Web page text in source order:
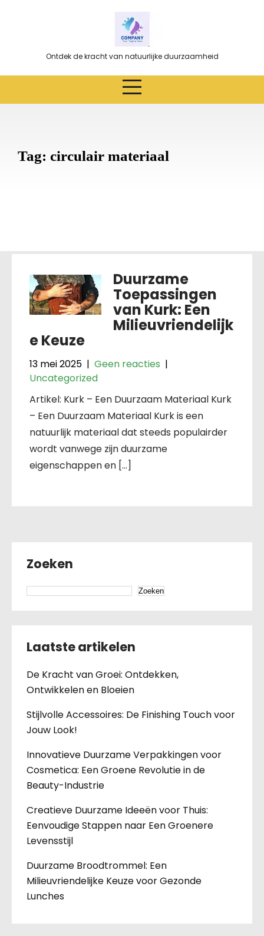
Ontdek de kracht van natuurlijke duurzaamheid
Tag: circulair materiaal
Duurzame
Toepassingen
van Kurk: Een
Milieuvriendelijk
e Keuze
13 mei 2025 | Geen reacties |
Uncategorized
Artikel: Kurk – Een Duurzaam Materiaal Kurk
– Een Duurzaam Materiaal Kurk is een
natuurlijk materiaal dat steeds populairder
wordt vanwege zijn duurzame
eigenschappen en […]
Zoeken
Zoeken
Laatste artikelen
De Kracht van Groei: Ontdekken,
Ontwikkelen en Bloeien
Stijlvolle Accessoires: De Finishing Touch voor
Jouw Look!
Innovatieve Duurzame Verpakkingen voor
Cosmetica: Een Groene Revolutie in de
Beauty-Industrie
Creatieve Duurzame Ideeën voor Thuis:
Eenvoudige Stappen naar Een Groenere
Levensstijl
Duurzame Broodtrommel: Een
Milieuvriendelijke Keuze voor Gezonde
Lunches